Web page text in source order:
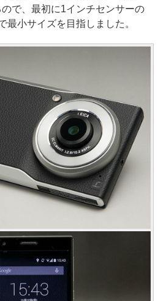
で、最初に1インチセンサーの
最小サイズを目指しました。